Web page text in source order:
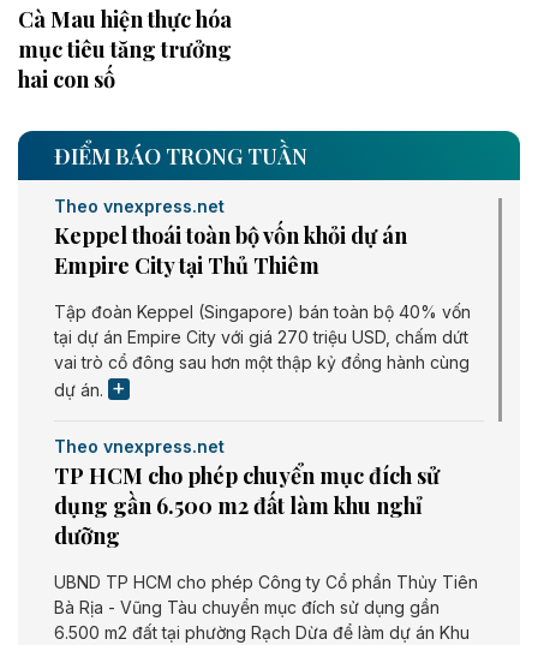
Cà Mau hiện thực hóa
mục tiêu tăng trưởng
hai con số
ĐIỂM BÁO TRONG TUẦN
Theo vnexpress.net
Keppel thoái toàn bộ vốn khỏi dự án
Empire City tại Thủ Thiêm
Tập đoàn Keppel (Singapore) bán toàn bộ 40% vốn
tại dự án Empire City với giá 270 triệu USD, chấm dứt
vai trò cổ đông sau hơn một thập kỷ đồng hành cùng
dự án.
Theo vnexpress.net
TP HCM cho phép chuyển mục đích sử
dụng gần 6.500 m2 đất làm khu nghỉ
dưỡng
UBND TP HCM cho phép Công ty Cổ phần Thủy Tiên
Bà Rịa - Vũng Tàu chuyển mục đích sử dụng gần
6.500 m2 đất tại phường Rạch Dừa để làm dự án Khu